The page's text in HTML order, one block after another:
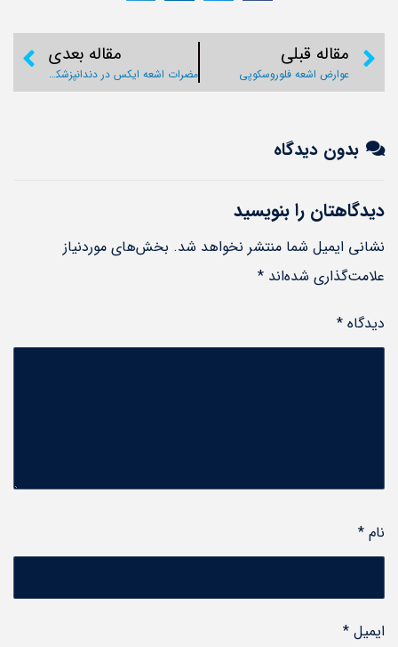
مقاله قبلی
عوارض اشعه فلوروسکوپی
مقاله بعدی
مضرات اشعه ایکس در دندانپزشکی
بدون دیدگاه
دیدگاهتان را بنویسید
نشانی ایمیل شما منتشر نخواهد شد. بخش‌های موردنیاز
علامت‌گذاری شده‌اند *
دیدگاه *
نام *
ایمیل *